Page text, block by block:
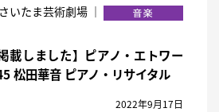
いたま芸術劇場 ｜
載しました】ピアノ・エトワー
松田華音 ピアノ・リサイタル
2022年9月17日